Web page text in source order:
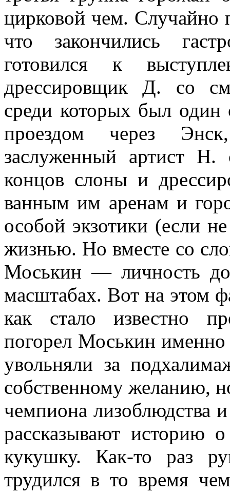
цирковой чем. Случайно
что закончились
готовился к
дрессировщик Д. со
среди ко­торых был один
проездом через
заслуженный артист
концов слоны и
ванным им аренам и
особой эк­зотики (если
жизнью. Но вместе со
Моськин — личность
масштабах. Вот на этом
как стало известно
погорел Моськин
увольняли за
собственному желанию,
чемпиона лизоблюдства
рас­сказывают историю
кукушку. Как-то раз
трудился в то время